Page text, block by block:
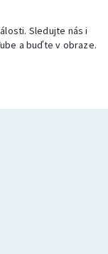
Sledujte nás i
a buďte v obraze.